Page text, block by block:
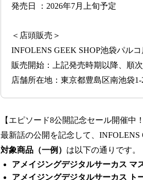
発売日 ：2026年7月上旬予定
＜店頭販売＞
INFOLENS GEEK SHOP池袋パル
販売開始：上記発売時期以降、順
店舗所在地：東京都豊島区南池袋
【エピソード8公開記念セール開催中！
最新話の公開を記念して、
対象商品（一例） は以下の通りです。
アメイジングデジタルサーカス マ
アメイジングデジタルサーカス ト